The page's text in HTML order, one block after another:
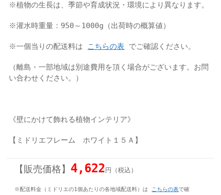
※植物の生長は、季節や育成状況・環境により異なります。
※灌水時重量：950～1000g（出荷時の概算値）
※一個当りの配送料は こちらの表 でご確認ください。
（離島・一部地域は別途費用を頂く場合がございます。お問
い合わせください。）
《壁にかけて飾れる植物インテリア》
【ミドリエフレーム ホワイト１５Ａ】
【販売価格】 4,622 円（税込）
※配送料金（ミドリエの1個あたりの各地域配送料）は こちらの表で確